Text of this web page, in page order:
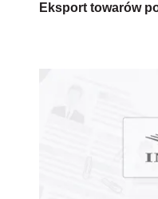
Eksport towarów